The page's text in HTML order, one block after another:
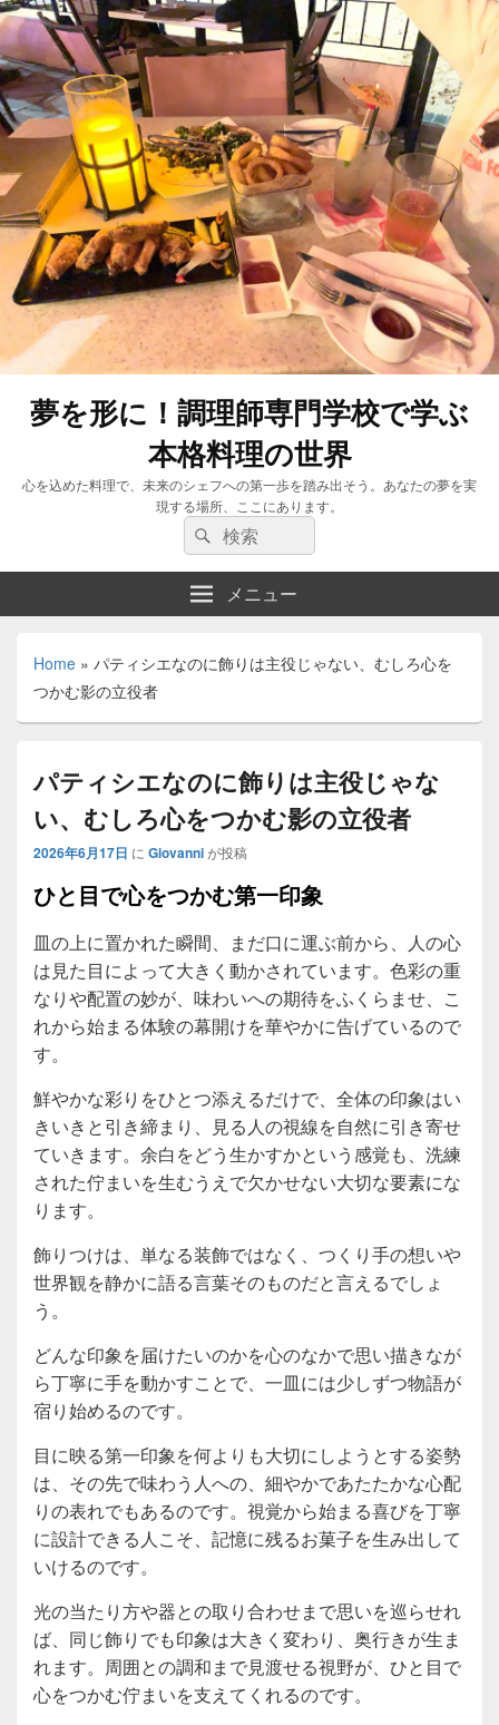
夢を形に！調理師専門学校で学ぶ
本格料理の世界
心を込めた料理で、未来のシェフへの第一歩を踏み出そう。あなたの夢を実
現する場所、ここにあります。
検
索:
検
索
メニュー
Home » パティシエなのに飾りは主役じゃない、むしろ心を
つかむ影の立役者
パティシエなのに飾りは主役じゃな
い、むしろ心をつかむ影の立役者
2026年6月17日 に Giovanniが投稿
ひと目で心をつかむ第一印象
皿の上に置かれた瞬間、まだ口に運ぶ前から、人の心
は見た目によって大きく動かされています。 色彩の重
なりや配置の妙が、味わいへの期待をふくらませ、こ
れから始まる体験の幕開けを華やかに告げているので
す。
鮮やかな彩りをひとつ添えるだけで、全体の印象はい
きいきと引き締まり、見る人の視線を自然に引き寄せ
ていきます。余白をどう生かすかという感覚も、洗練
された佇まいを生むうえで欠かせない大切な要素にな
ります。
飾りつけは、単なる装飾ではなく、つくり手の想いや
世界観を静かに語る言葉そのものだと言えるでしょ
う。
どんな印象を届けたいのかを心のなかで思い描きなが
ら丁寧に手を動かすことで、一皿には少しずつ物語が
宿り始めるのです。
目に映る第一印象を何よりも大切にしようとする姿勢
は、その先で味わう人への、細やかであたたかな心配
りの表れでもあるのです。視覚から始まる喜びを丁寧
に設計できる人こそ、記憶に残るお菓子を生み出して
いけるのです。
光の当たり方や器との取り合わせまで思いを巡らせれ
ば、同じ飾りでも印象は大きく変わり、奥行きが生ま
れます。周囲との調和まで見渡せる視野が、ひと目で
心をつかむ佇まいを支えてくれるのです。